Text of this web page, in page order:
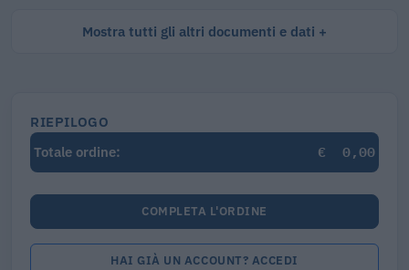
Mostra tutti gli altri documenti e dati
RIEPILOGO
Totale ordine:
€ 0,00
COMPLETA L'ORDINE
HAI GIÀ UN ACCOUNT? ACCEDI